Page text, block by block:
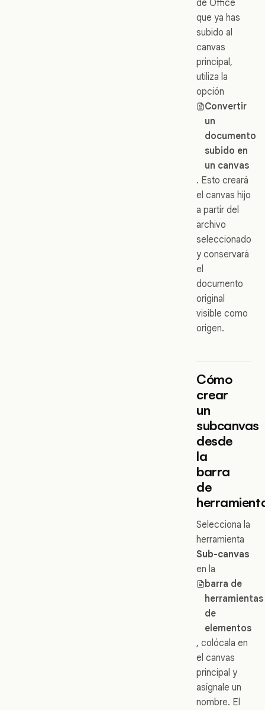
de Office
que ya has
subido al
canvas
principal,
utiliza la
opción
Convertir
un
documento
subido en
un canvas
. Esto creará
el canvas hijo
a partir del
archivo
seleccionado
y conservará
el
documento
original
visible como
origen.
Cómo
crear
un
subcanvas
desde
la
barra
de
Selecciona la
herramienta
Sub-canvas
en la
barra de
herramientas
de
elementos
, colócala en
el canvas
principal y
asígnale un
nombre. El